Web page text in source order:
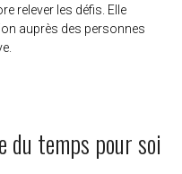
relever les défis. Elle
auprès des personnes
du temps pour soi